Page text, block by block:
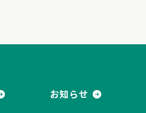
ウジングお知らせ